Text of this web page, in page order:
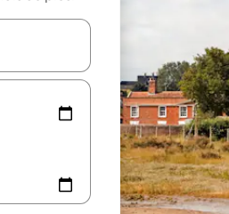
les en utilisant les flèches vers